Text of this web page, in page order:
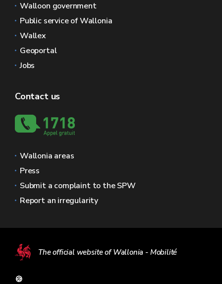
Walloon government
Public service of Wallonia
Wallex
Geoportal
Jobs
Contact us
Wallonia areas
Press
Submit a complaint to the SPW
Report an irregularity
The official website of Wallonia - Mobilité
🍪